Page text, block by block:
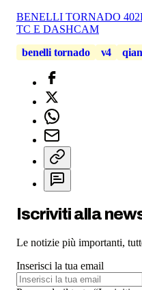
BENELLI TORNADO
TC E DASHCAM
benelli tornado
v4
Iscriviti alla
Le notizie più importanti,
Inserisci la tua email